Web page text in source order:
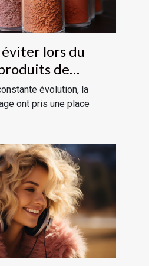
éviter lors du
de
évolution, la
ont pris une place